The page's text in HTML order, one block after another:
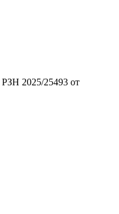
2025/25493 от